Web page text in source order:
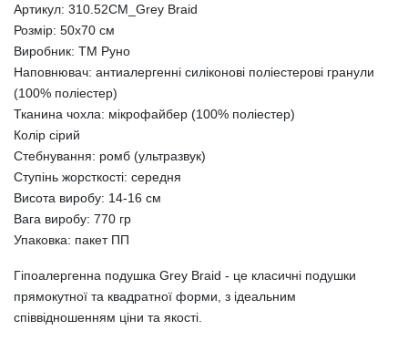
Артикул: 310.52СМ_Grey Braid
Розмір: 50х70 см
Виробник: ТМ Руно
Наповнювач: антиалергенні силіконові поліестерові гранули
(100% поліестер)
Тканина чохла: мікрофайбер (100% поліестер)
Колір сірий
Стебнування: ромб (ультразвук)
Ступінь жорсткості: середня
Висота виробу: 14-16 см
Вага виробу: 770 гр
Упаковка: пакет ПП
Гіпоалергенна подушка Grey Braid - це класичні подушки
прямокутної та квадратної форми, з ідеальним
співвідношенням ціни та якості.